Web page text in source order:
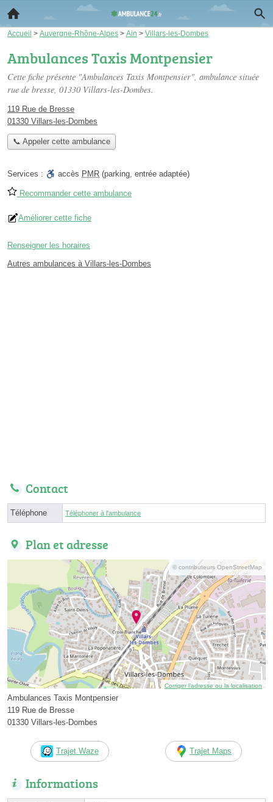
Accueil > Auvergne-Rhône-Alpes > Ain > Villars-les-Dombes
Ambulances Taxis Montpensier
Cette fiche présente "Ambulances Taxis Montpensier", ambulance située
rue de bresse, 01330 Villars-les-Dombes.
119 Rue de Bresse
01330 Villars-les-Dombes
📞 Appeler cette ambulance
Services : accès PMR (parking, entrée adaptée)
Recommander cette ambulance
Améliorer cette fiche
Renseigner les horaires
Autres ambulances à Villars-les-Dombes
Contact
Téléphone Téléphoner à l'ambulance
Plan et adresse
© contributeurs OpenStreetMap
Corriger l’adresse ou la localisation
Ambulances Taxis Montpensier
119 Rue de Bresse
01330 Villars-les-Dombes
Trajet Waze Trajet Maps
Informations